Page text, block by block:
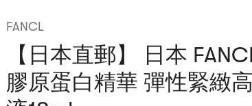
FANCL
【日本直郵】 日本
膠原蛋白精華 彈性緊緻